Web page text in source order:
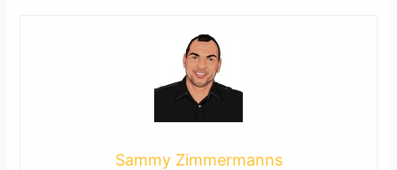
Sammy Zimmermanns